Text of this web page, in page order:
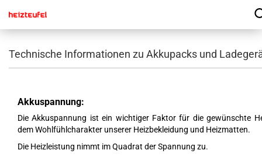
Technische Informationen zu Akkupacks und
Akkuspannung:
Die Akkuspannung ist ein wichtiger Faktor für die gewünschte
dem Wohlfühlcharakter unserer Heizbekleidung und Heizmatten.
Die Heizleistung nimmt im Quadrat der Spannung zu.